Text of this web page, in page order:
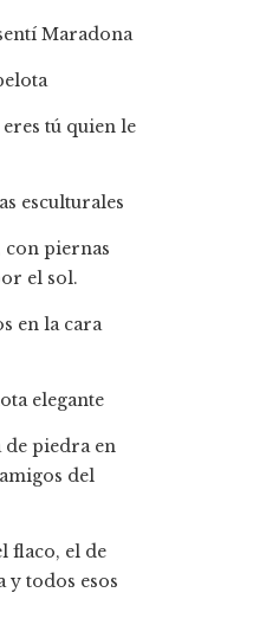
Maradona
tú quien le
esculturales
con piernas
el sol.
en la cara
elegante
de piedra en
del
flaco, el de
y todos esos